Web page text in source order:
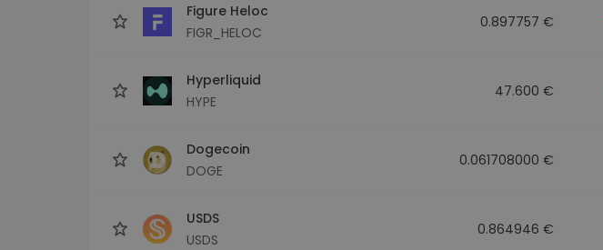
Figure Heloc
FIGR_HELOC
0.897757 €
Hyperliquid
HYPE
47.600 €
Dogecoin
DOGE
0.061708000 €
USDS
USDS
0.864946 €